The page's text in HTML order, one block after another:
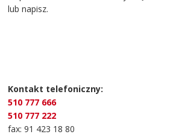
lub napisz.
Kontakt telefoniczny:
510 777 666
510 777 222
fax: 91 423 18 80